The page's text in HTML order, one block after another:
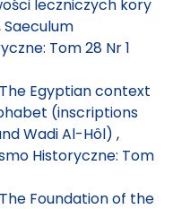
leczniczych kory
Saeculum
Tom 28 Nr 1
The Egyptian context
(inscriptions
Wadi Al-Hôl) ,
Historyczne: Tom
The Foundation of the